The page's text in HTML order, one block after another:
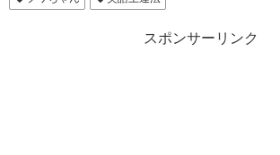
スポンサーリンク